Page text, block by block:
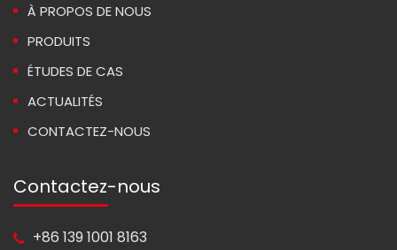
À PROPOS DE NOUS
PRODUITS
ÉTUDES DE CAS
ACTUALITÉS
CONTACTEZ-NOUS
Contactez-nous
+86 139 1001 8163